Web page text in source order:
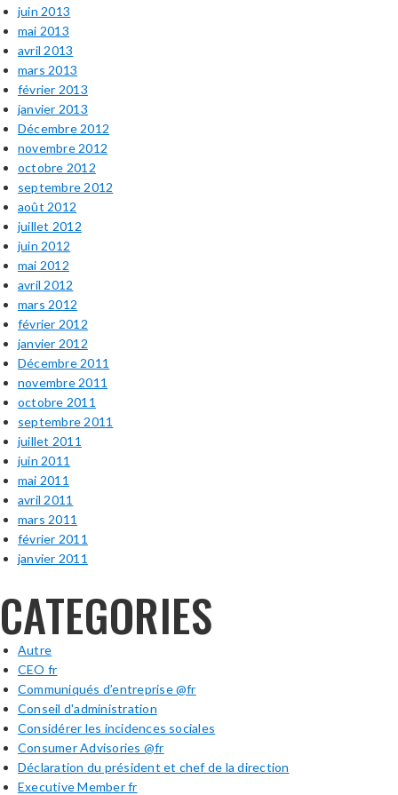
juin 2013
mai 2013
avril 2013
mars 2013
février 2013
janvier 2013
Décembre 2012
novembre 2012
octobre 2012
septembre 2012
août 2012
juillet 2012
juin 2012
mai 2012
avril 2012
mars 2012
février 2012
janvier 2012
Décembre 2011
novembre 2011
octobre 2011
septembre 2011
juillet 2011
juin 2011
mai 2011
avril 2011
mars 2011
février 2011
janvier 2011
CATEGORIES
Autre
CEO fr
Communiqués d’entreprise @fr
Conseil d'administration
Considérer les incidences sociales
Consumer Advisories @fr
Déclaration du président et chef de la direction
Executive Member fr